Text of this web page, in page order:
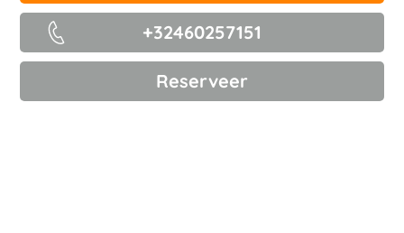
+32460257151
Reserveer